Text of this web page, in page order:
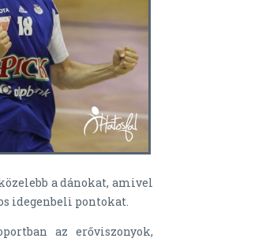
a dánokat, amivel
idegenbeli pontokat.
az erőviszonyok,